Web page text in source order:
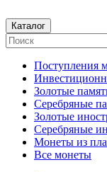
Каталог
Поступления
Золотые
Серебряные
Золотые
Серебряные
Монеты из
Все монеты